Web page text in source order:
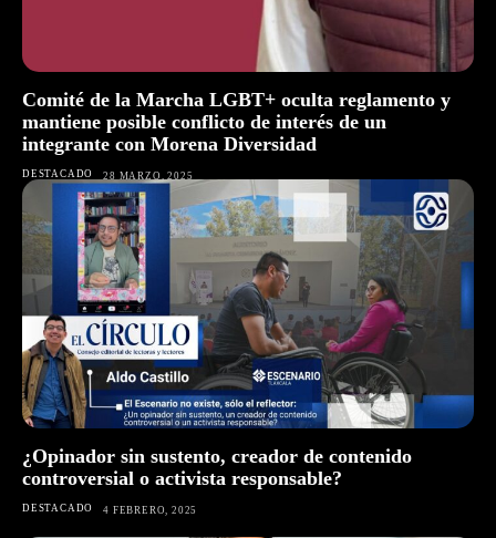
Comité de la Marcha LGBT+ oculta reglamento y
mantiene posible conflicto de interés de un
integrante con Morena Diversidad
DESTACADO 28 MARZO, 2025
¿Opinador sin sustento, creador de contenido
controversial o activista responsable?
DESTACADO 4 FEBRERO, 2025